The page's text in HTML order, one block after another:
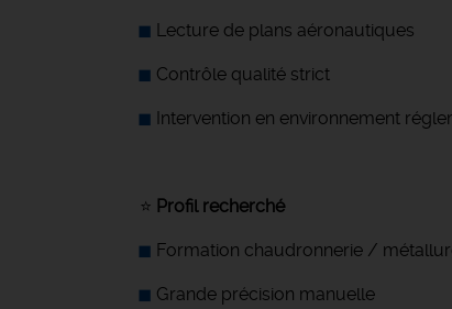
Lecture de plans aéronautiques
Contrôle qualité strict
Intervention en environnement
⭐ Profil recherché
Formation chaudronnerie /
Grande précision manuelle